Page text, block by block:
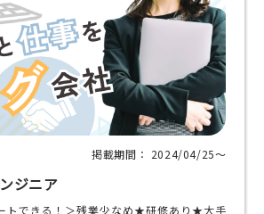
掲載期間： 2024/04/25〜
ジニア
トできる！＞残業少なめ★研修あり★大手